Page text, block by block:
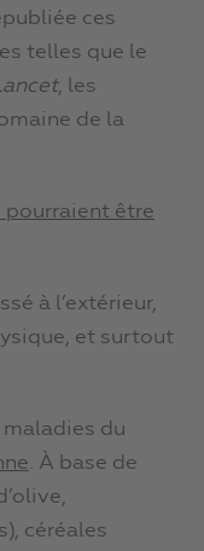
ces
telles que le
, les
de la
pourraient être
à l’extérieur,
et surtout
maladies du
. À base de
céréales